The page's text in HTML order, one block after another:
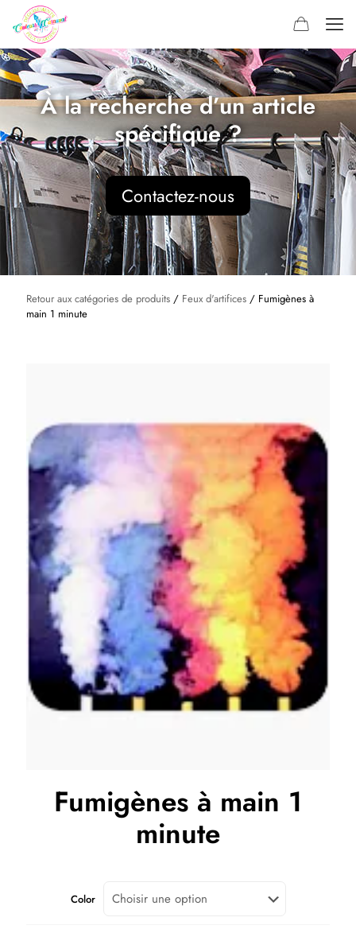
À la recherche d’un article
spécifique ?
Contactez-nous
Retour aux catégories de produits / Feux d'artifices / Fumigènes à
main 1 minute
Fumigènes à main 1
minute
Color